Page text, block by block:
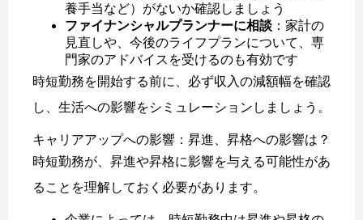
養手当など）がないか確認しましょう
ファイナンシャルプランナーに相談 ：家計の
見直しや、今後のライフプランについて、専
門家のアドバイスを受けるのも有効です
時短勤務を開始する前に、必ず収入の減額幅を確認
し、生活への影響をシミュレーションしましょう。
キャリアアップへの影響：昇進、昇格への影響は？
時短勤務が、昇進や昇格に影響を与える可能性があ
ることを理解しておく必要があります。